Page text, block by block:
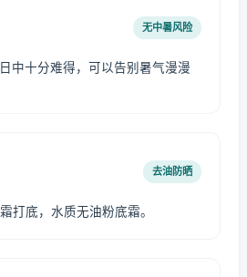
无中暑风险
中十分难得，可以告别暑气漫漫
去油防晒
打底，水质无油粉底霜。